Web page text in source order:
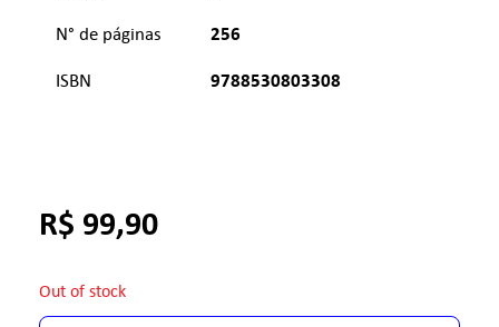
N° de páginas 256
ISBN 9788530803308
R$ 99,90
Out of stock